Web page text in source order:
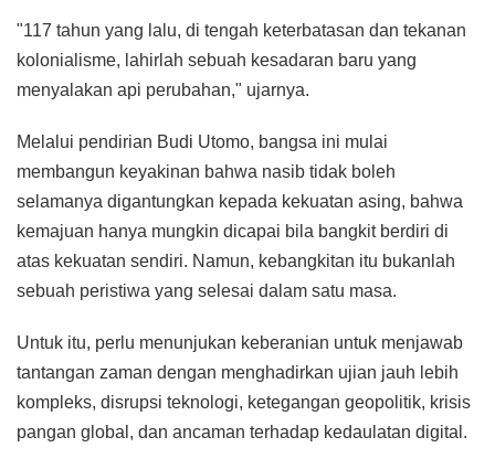
"117 tahun yang lalu, di tengah keterbatasan dan tekanan
kolonialisme, lahirlah sebuah kesadaran baru yang
menyalakan api perubahan," ujarnya.
Melalui pendirian Budi Utomo, bangsa ini mulai
membangun keyakinan bahwa nasib tidak boleh
selamanya digantungkan kepada kekuatan asing, bahwa
kemajuan hanya mungkin dicapai bila bangkit berdiri di
atas kekuatan sendiri. Namun, kebangkitan itu bukanlah
sebuah peristiwa yang selesai dalam satu masa.
Untuk itu, perlu menunjukan keberanian untuk menjawab
tantangan zaman dengan menghadirkan ujian jauh lebih
kompleks, disrupsi teknologi, ketegangan geopolitik, krisis
pangan global, dan ancaman terhadap kedaulatan digital.